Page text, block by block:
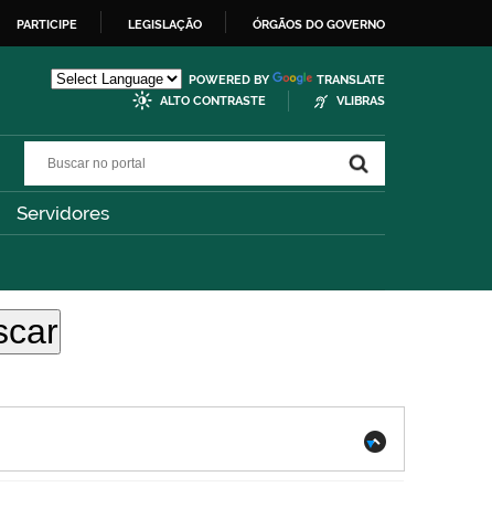
PARTICIPE LEGISLAÇÃO ÓRGÃOS DO GOVERNO
POWERED BY
TRANSLATE
ALTO CONTRASTE
VLIBRAS
Servidores